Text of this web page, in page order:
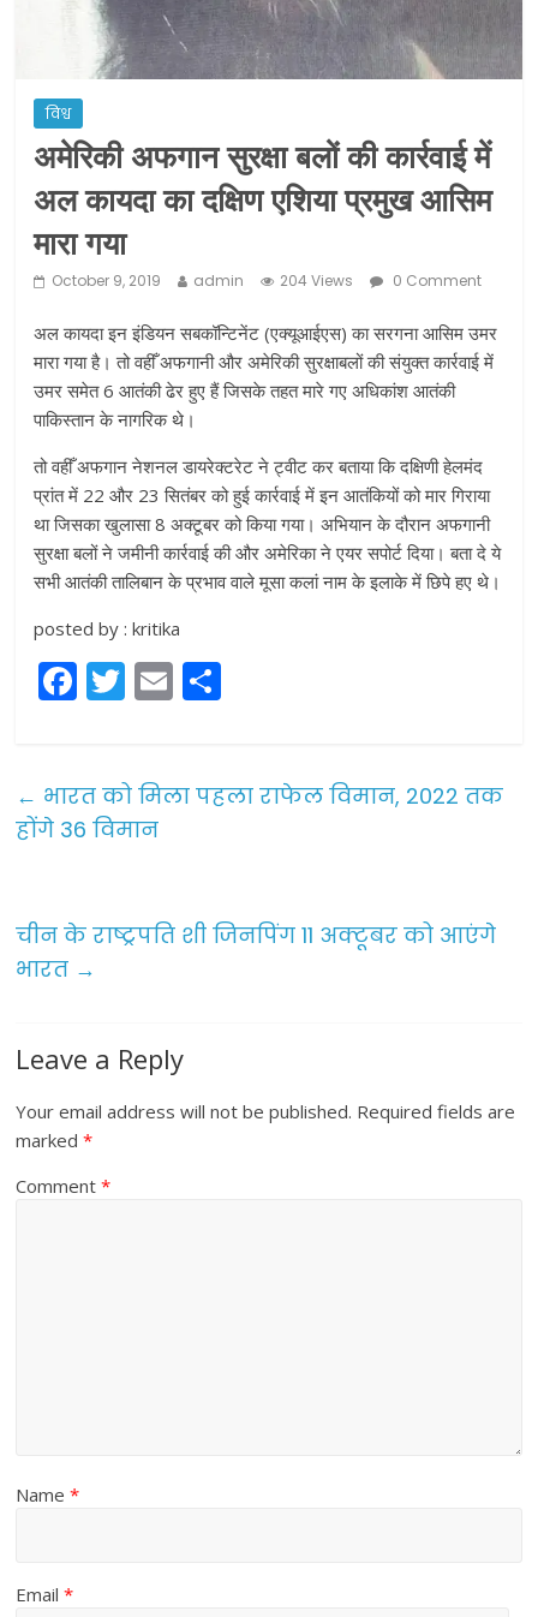
विश्व
अमेरिकी अफगान सुरक्षा बलों की कार्रवाई में
अल कायदा का दक्षिण एशिया प्रमुख आसिम
मारा गया
October 9, 2019 admin 204 Views 0 Comment
अल कायदा इन इंडियन सबकॉन्टिनेंट (एक्यूआईएस) का सरगना आसिम उमर
मारा गया है। तो वहीँ अफगानी और अमेरिकी सुरक्षाबलों की संयुक्त कार्रवाई में
उमर समेत 6 आतंकी ढेर हुए हैं जिसके तहत मारे गए अधिकांश आतंकी
पाकिस्तान के नागरिक थे।
तो वहीँ अफगान नेशनल डायरेक्टरेट ने ट्वीट कर बताया कि दक्षिणी हेलमंद
प्रांत में 22 और 23 सितंबर को हुई कार्रवाई में इन आतंकियों को मार गिराया
था जिसका खुलासा 8 अक्टूबर को किया गया। अभियान के दौरान अफगानी
सुरक्षा बलों ने जमीनी कार्रवाई की और अमेरिका ने एयर सपोर्ट दिया। बता दे ये
सभी आतंकी तालिबान के प्रभाव वाले मूसा कलां नाम के इलाके में छिपे हए थे।
posted by : kritika
F
e
b
k
T
er
E
l e
← भारत को मिला पहला राफेल विमान, 2022 तक
होंगे 36 विमान
चीन के राष्ट्रपति शी जिनपिंग 11 अक्टूबर को आएंगे
भारत →
Leave a Reply
Your email address will not be published. Required fields are
marked*
Comment*
Name*
Email*